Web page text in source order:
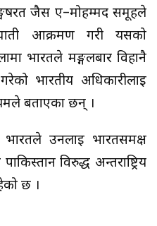
जैस ए–मोहम्मद समूहले
आक्रमण गरी यसको
भारतले मङ्गलबार विहानै
भारतीय अधिकारीलाई
बताएका छन् ।
भारतले उनलाई भारतसमक्ष
विरुद्ध अन्तर्राष्ट्रिय
छ ।